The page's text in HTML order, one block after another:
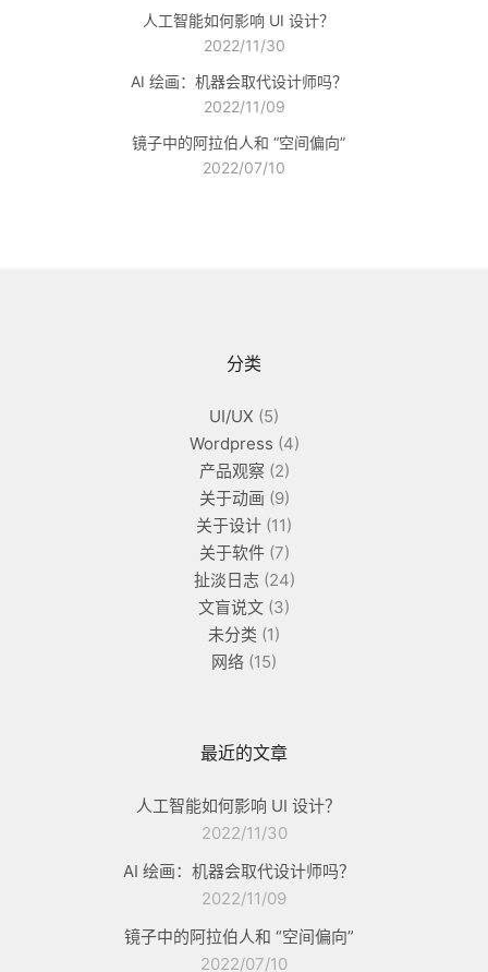
人工智能如何影响 UI 设计？
2022/11/30
AI 绘画：机器会取代设计师吗？
2022/11/09
镜子中的阿拉伯人和 “空间偏向”
2022/07/10
分类
UI/UX (5)
Wordpress (4)
产品观察(2)
关于动画 (9)
关于设计 (11)
关于软件(7)
扯淡日志(24)
文盲说文 (3)
未分类 (1)
网络 (15)
最近的文章
人工智能如何影响 UI 设计？
2022/11/30
AI 绘画：机器会取代设计师吗？
2022/11/09
镜子中的阿拉伯人和 “空间偏向”
2022/07/10